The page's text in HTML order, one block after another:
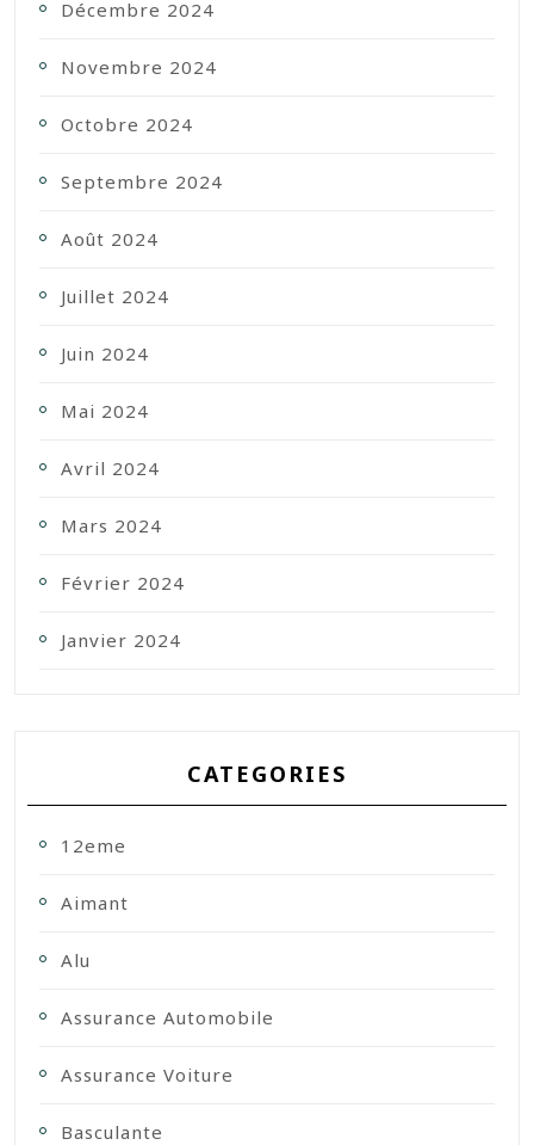
Décembre 2024
Novembre 2024
Octobre 2024
Septembre 2024
Août 2024
Juillet 2024
Juin 2024
Mai 2024
Avril 2024
Mars 2024
Février 2024
Janvier 2024
CATEGORIES
12eme
Aimant
Alu
Assurance Automobile
Assurance Voiture
Basculante